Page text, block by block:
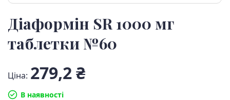
Діаформін SR 1000 мг
таблетки №60
Ціна: 279,2 ₴
В наявності